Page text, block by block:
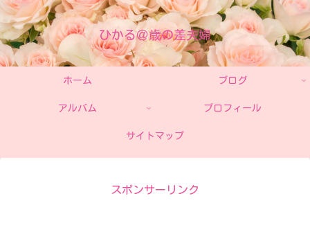
ひかる＠歳の差夫婦
ホーム ブログ
アルバム プロフィール
サイトマップ
スポンサーリンク